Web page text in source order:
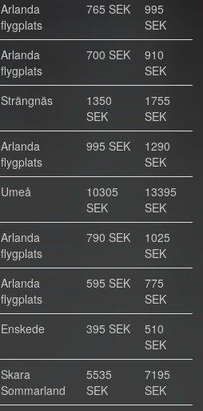
Arlanda
flygplats
765 SEK
995
SEK
Arlanda
flygplats
700 SEK
910
SEK
Strängnäs
1350
SEK
1755
SEK
Arlanda
flygplats
995 SEK
1290
SEK
Umeå
10305
SEK
13395
SEK
Arlanda
flygplats
790 SEK
1025
SEK
Arlanda
flygplats
595 SEK
775
SEK
Enskede 395 SEK
510
SEK
Skara
Sommarland
5535
SEK
7195
SEK